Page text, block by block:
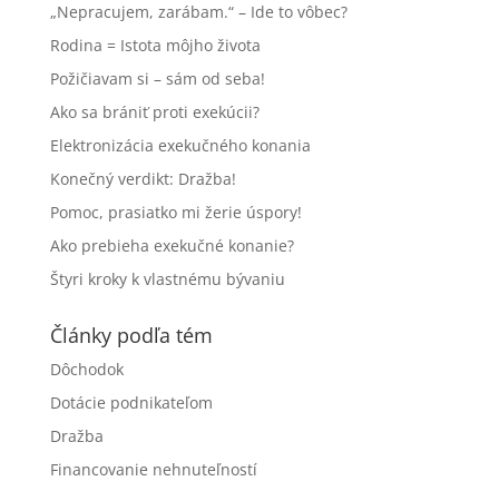
„Nepracujem, zarábam.“ – Ide to vôbec?
Rodina = Istota môjho života
Požičiavam si – sám od seba!
Ako sa brániť proti exekúcii?
Elektronizácia exekučného konania
Konečný verdikt: Dražba!
Pomoc, prasiatko mi žerie úspory!
Ako prebieha exekučné konanie?
Štyri kroky k vlastnému bývaniu
Články podľa tém
Dôchodok
Dotácie podnikateľom
Dražba
Financovanie nehnuteľností